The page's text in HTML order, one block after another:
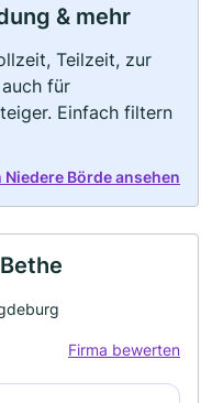
& mehr
Teilzeit, zur
für
Einfach filtern
Börde ansehen
Firma bewerten